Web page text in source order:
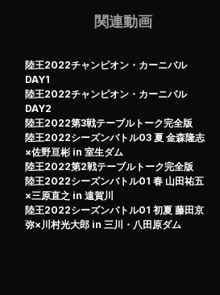
関連動画
陸王2022チャンピオン・カーニバル
DAY1
陸王2022チャンピオン・カーニバル
DAY2
陸王2022第3戦テーブルトーク完全版
陸王2022シーズンバトル03 夏 金森隆志
×佐野亘彬 in 室生ダム
陸王2022第2戦テーブルトーク完全版
陸王2022シーズンバトル01 春 山田祐五
×三原直之 in 遠賀川
陸王2022シーズンバトル01 初夏 藤田京
弥×川村光大郎 in 三川・八田原ダム